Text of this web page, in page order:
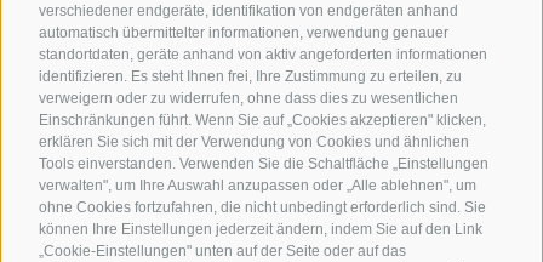
verschiedener endgeräte, identifikation von endgeräten anhand
automatisch übermittelter informationen, verwendung genauer
standortdaten, geräte anhand von aktiv angeforderten informationen
identifizieren. Es steht Ihnen frei, Ihre Zustimmung zu erteilen, zu
verweigern oder zu widerrufen, ohne dass dies zu wesentlichen
Einschränkungen führt. Wenn Sie auf „Cookies akzeptieren" klicken,
erklären Sie sich mit der Verwendung von Cookies und ähnlichen
Tools einverstanden. Verwenden Sie die Schaltfläche „Einstellungen
verwalten", um Ihre Auswahl anzupassen oder „Alle ablehnen", um
ohne Cookies fortzufahren, die nicht unbedingt erforderlich sind. Sie
können Ihre Einstellungen jederzeit ändern, indem Sie auf den Link
„Cookie-Einstellungen" unten auf der Seite oder auf das